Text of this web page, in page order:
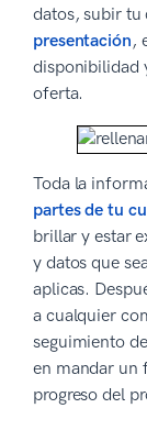
datos, subir
presentación,
disponibilidad
oferta.
Toda la
partes de tu
brillar y estar
y datos que
aplicas.
a cualquier
seguimiento
en mandar un
progreso del